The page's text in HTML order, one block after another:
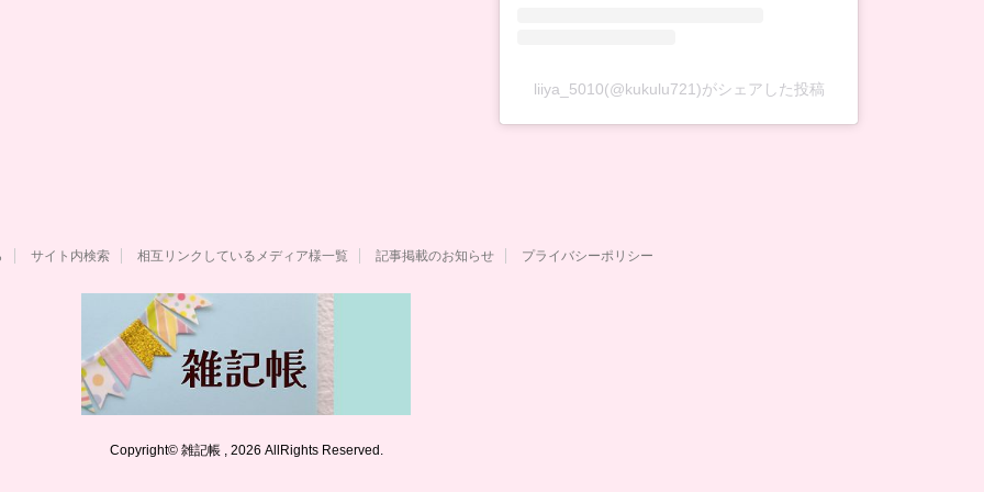
liiya_5010(@kukulu721)がシェアした投稿
サイト内検索 相互リンクしているメディア様一覧 記事掲載のお知らせ プライバシーポリシー
Copyright© 雑記帳 , 2026 AllRights Reserved.